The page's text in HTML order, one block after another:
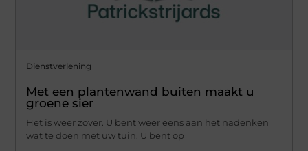
Dienstverlening
Met een plantenwand buiten maakt u
groene sier
Het is weer zover. U bent weer eens aan het nadenken
wat te doen met uw tuin. U bent op